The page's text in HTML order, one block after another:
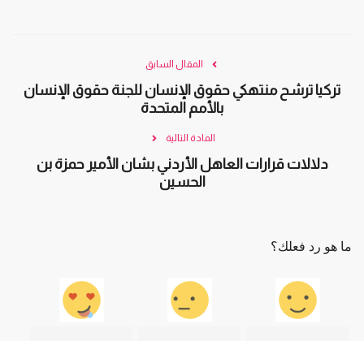
المقال السابق
تركيا ترشح منتهكي حقوق الإنسان للجنة حقوق الإنسان
بالأمم المتحدة
المادة التالية
دلالات قرارات العاهل الأردني بشان الأمير حمزة بن
الحسين
ما هو رد فعلك؟